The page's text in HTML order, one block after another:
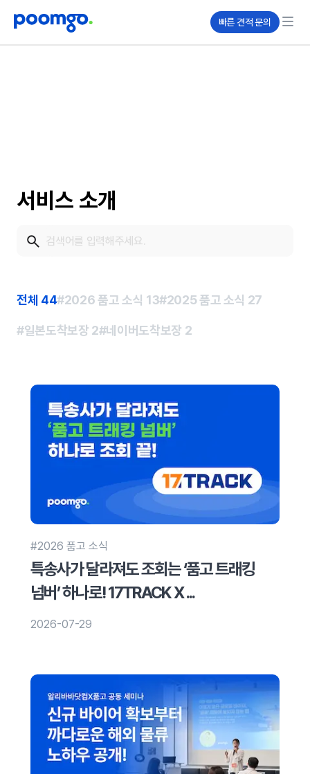
빠른 견적 문의
서비스 소개
전체 44#2026 품고 소식 13#2025 품고 소식 27
#일본도착보장 2#네이버도착보장 2
#2026 품고 소식
특송사가 달라져도 조회는 ‘품고 트래킹
넘버’ 하나로! 17TRACK X ...
2026-07-29